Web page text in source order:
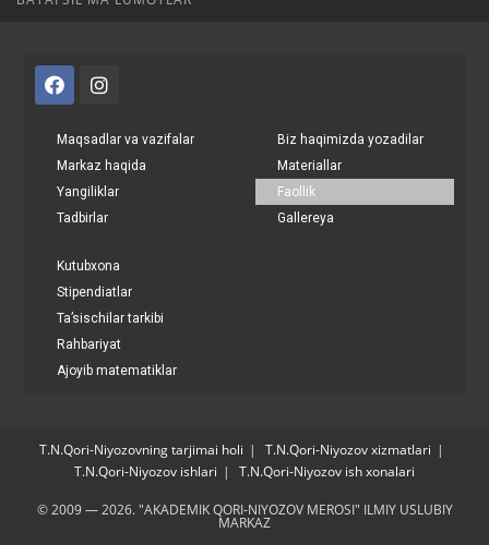
Maqsadlar va vazifalar
Markaz haqida
Yangiliklar
Tadbirlar
Biz haqimizda yozadilar
Materiallar
Faollik
Gallereya
Kutubxona
Stipendiatlar
Ta’sischilar tarkibi
Rahbariyat
Ajoyib matematiklar
T.N.Qori-Niyozovning tarjimai holi
T.N.Qori-Niyozov xizmatlari
T.N.Qori-Niyozov ishlari
T.N.Qori-Niyozov ish xonalari
© 2009 — 2026. "AKADEMIK QORI-NIYOZOV MEROSI" ILMIY USLUBIY
MARKAZ